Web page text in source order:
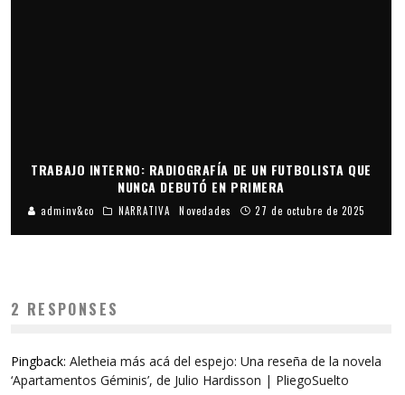
TRABAJO INTERNO: RADIOGRAFÍA DE UN FUTBOLISTA QUE
NUNCA DEBUTÓ EN PRIMERA
adminv&co NARRATIVA Novedades 27 de octubre de 2025
2 RESPONSES
Pingback: Aletheia más acá del espejo: Una reseña de la novela
‘Apartamentos Géminis’, de Julio Hardisson | PliegoSuelto